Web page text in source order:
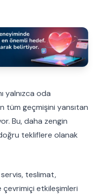
yalnızca oda
tüm geçmişini yansıtan
Bu, daha zengin
tekliflere olanak
teslimat,
çevrimiçi etkileşimleri